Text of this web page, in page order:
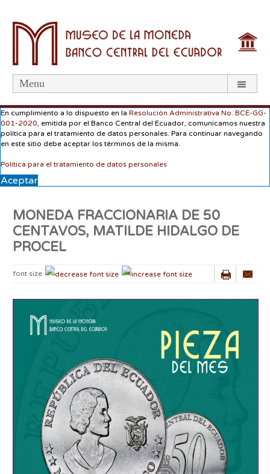
Menu
En cumplimiento a lo dispuesto en la Resolución Administrativa No. BCE-GG-
001-2020 , emitida por el Banco Central del Ecuador, comunicamos nuestra
política para el tratamiento de datos personales. Para continuar navegando
en este sitio debe aceptar los términos de la misma.
Política para el tratamiento de datos personales
Aceptar
MONEDA FRACCIONARIA DE 50
CENTAVOS, MATILDE HIDALGO DE
PROCEL
font size